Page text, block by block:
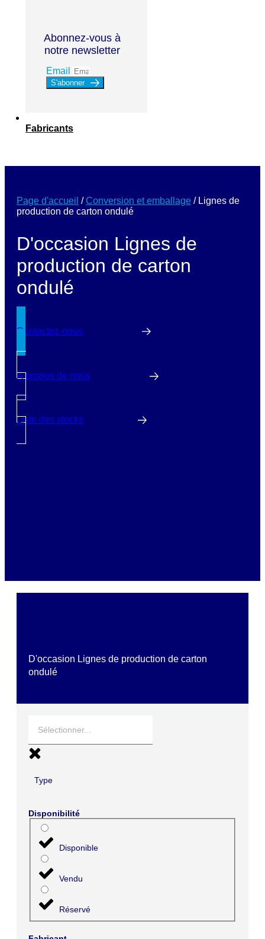
Abonnez-vous à
notre newsletter
Email
S'abonner
Fabricants
Page d'accueil /Conversion et emballage / Lignes de
production de carton ondulé
D'occasion Lignes de
production de carton
ondulé
Contactez-nous
À propos de nous
Liste des stocks
D'occasion Lignes de production de carton
ondulé
Type
Disponibilité
Disponible
Vendu
Réservé